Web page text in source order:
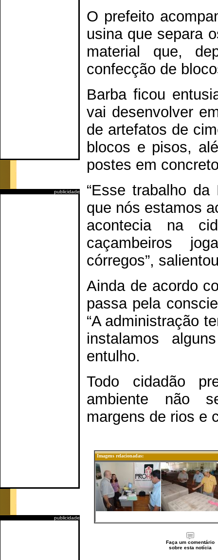
publicidade
publicidade
O prefeito
usina que separa
material que,
confecção de
Barba ficou
vai desenvolver
de artefatos de
blocos e pisos,
postes em
“Esse trabalho
que nós estamos
acontecia na
caçambeiros
córregos”,
Ainda de acordo
passa pela
“A administração
instalamos
entulho.
Todo cidadão
ambiente não
margens de rios e
Imagens relacionadas:
Faça um comentário
sobre esta notícia